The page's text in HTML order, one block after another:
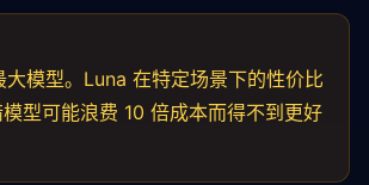
大模型。Luna 在特定场景下的性价比
型可能浪费 10 倍成本而得不到更好